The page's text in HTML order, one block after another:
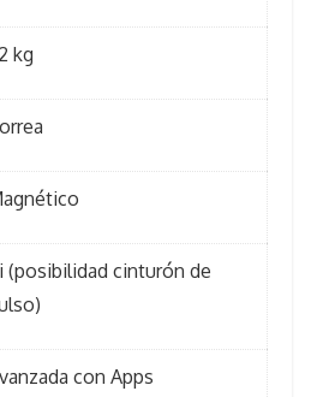
kg
(posibilidad cinturón de
con Apps